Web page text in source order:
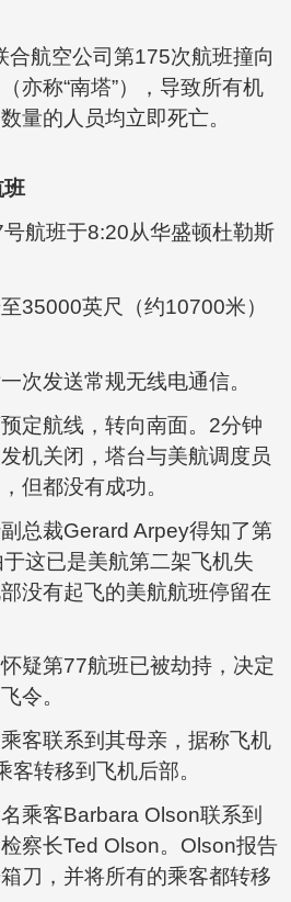
合航空公司第175次航班撞向
亦称“南塔”），导致所有机
量的人员均立即死亡。
班
航班于8:20从华盛顿杜勒斯
35000英尺（约10700米）
次发送常规无线电通信。
定航线，转向南面。2分钟
机关闭，塔台与美航调度员
但都没有成功。
总裁Gerard Arpey得知了第
这已是美航第二架飞机失
没有起飞的美航航班停留在
疑第77航班已被劫持，决定
令。
客联系到其母亲，据称飞机
转移到飞机后部。
乘客Barbara Olson联系到
察长Ted Olson。Olson报告
刀，并将所有的乘客都转移